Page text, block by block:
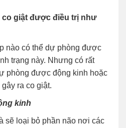
giật được điều trị như
nào có thể dự phòng được
trạng này. Nhưng có rất
phòng được động kinh hoặc
ra co giật.
kinh
sẽ loại bỏ phần não nơi các